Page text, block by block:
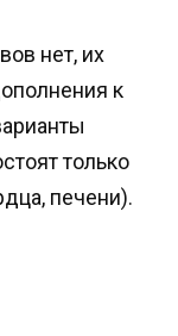
нет, их
к
только
печени).